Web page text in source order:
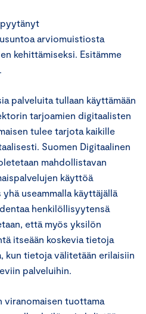
arviomuistiosta
kehittämiseksi. Esitämme
palveluita tullaan käyttämään
tarjoamien digitaalisten
tulee tarjota kaikille
Suomen Digitaalinen
mahdollistavan
käyttöä
useammalla käyttäjällä
henkilöllisyytensä
että myös yksilön
itseään koskevia tietoja
kun tietoja välitetään erilaisiin
palveluihin.
viranomaisen tuottama